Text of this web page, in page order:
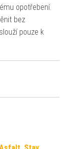
opotřebení.
bez
pouze k